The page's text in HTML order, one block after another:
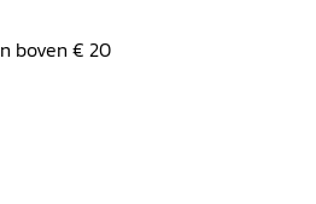
boven € 20